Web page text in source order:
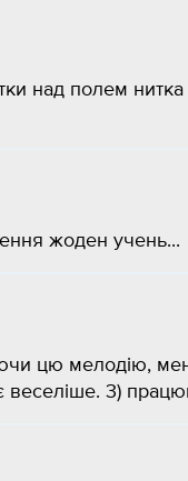
над полем
жоден учень...
цю мелодію,
веселіше. 3)